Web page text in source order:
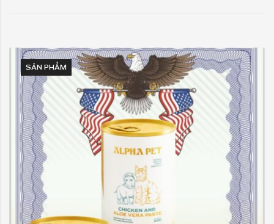
SẢN PHẨM